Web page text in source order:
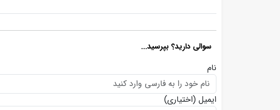
سوالی دارید؟ بپرسید...
نام
ایمیل (اختیاری)